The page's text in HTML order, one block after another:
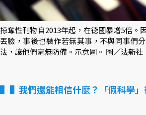
掠奪性刊物自2013年起，在德國暴增5倍。
丟臉，事後也裝作若無其事，不與同事們
法，讓他們毫無防備。示意圖。 圖／法新社
▌我們還能相信什麼？「假科學